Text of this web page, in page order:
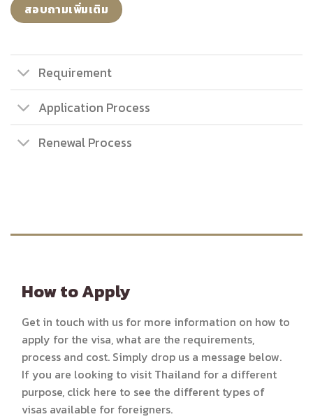
สอบถามเพิ่มเติม
Requirement
Application Process
Renewal Process
How to Apply
Get in touch with us for more information on how to
apply for the visa, what are the requirements,
process and cost. Simply drop us a message below.
If you are looking to visit Thailand for a different
purpose, click here to see the different types of
visas available for foreigners.